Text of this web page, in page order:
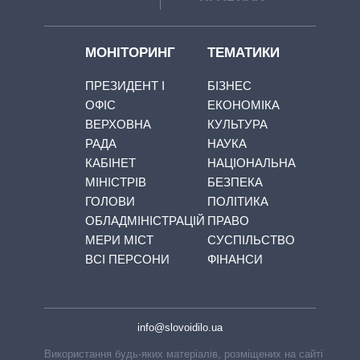
МОНІТОРИНГ
ПРЕЗИДЕНТ І
ОФІС
ВЕРХОВНА
РАДА
КАБІНЕТ
МІНІСТРІВ
ГОЛОВИ
ОБЛАДМІНІСТРАЦІЙ
МЕРИ МІСТ
ВСІ ПЕРСОНИ
ТЕМАТИКИ
БІЗНЕС
ЕКОНОМІКА
КУЛЬТУРА
НАУКА
НАЦІОНАЛЬНА
БЕЗПЕКА
ПОЛІТИКА
ПРАВО
СУСПІЛЬСТВО
ФІНАНСИ
info@slovoidilo.ua
Використання будь-яких матеріалів, розміщених на сайті,